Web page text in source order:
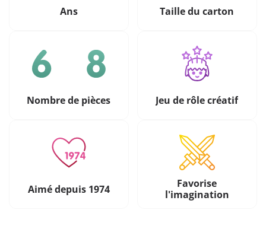
Ans Taille du carton
Nombre de pièces Jeu de rôle créatif
Aimé depuis 1974
Favorise
l'imagination